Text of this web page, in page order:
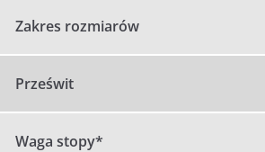
Zakres rozmiarów
Prześwit
Waga stopy*